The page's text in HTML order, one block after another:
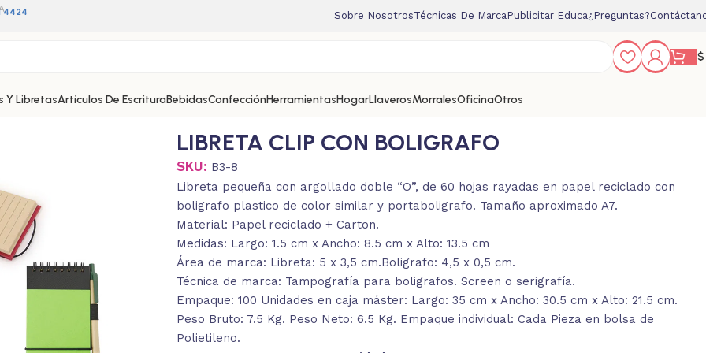
4424 Sobre NosotrosTécnicas De MarcaPublicitar Educa¿Preguntas?
$
Y LibretasArtículos De EscrituraBebidasConfecciónHerramientasHogarLlaverosMorralesOficinaOtros
LIBRETA CLIP CON BOLIGRAFO
SKU: B3-8
Libreta pequeña con argollado doble “O”, de 60 hojas rayadas en papel reciclado con
boligrafo plastico de color similar y portaboligrafo. Tamaño aproximado A7.
Material: Papel reciclado + Carton.
Medidas: Largo: 1.5 cm x Ancho: 8.5 cm x Alto: 13.5 cm
Área de marca: Libreta: 5 x 3,5 cm.Boligrafo: 4,5 x 0,5 cm.
Técnica de marca: Tampografía para boligrafos. Screen o serigrafía.
Empaque: 100 Unidades en caja máster: Largo: 35 cm x Ancho: 30.5 cm x Alto: 21.5 cm.
Peso Bruto: 7.5 Kg. Peso Neto: 6.5 Kg. Empaque individual: Cada Pieza en bolsa de
Polietileno.